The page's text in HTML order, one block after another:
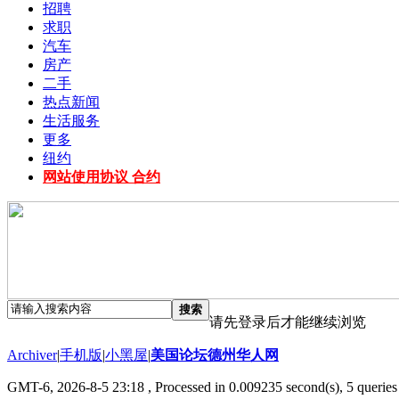
招聘
求职
汽车
房产
二手
热点新闻
生活服务
更多
纽约
网站使用协议 合约
搜索
请先登录后才能继续浏览
Archiver|手机版|小黑屋|美国论坛德州华人网
GMT-6, 2026-8-5 23:18 , Processed in 0.009235 second(s), 5